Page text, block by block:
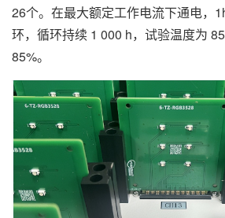
26个。在最大额定工作电流下通电，
环，循环持续 1 000 h，试验温度为
85%。